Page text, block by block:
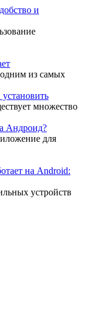
и
из самых
множество
Андроид?
для
на Android:
устройств